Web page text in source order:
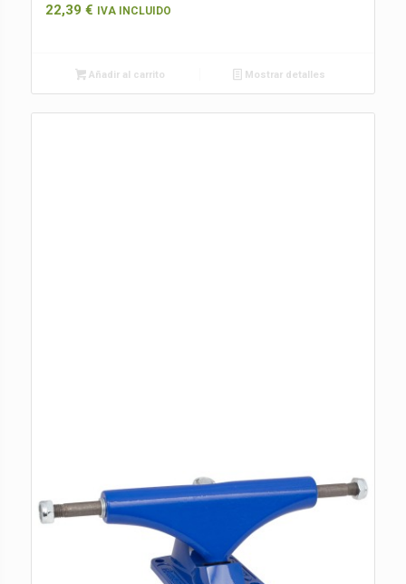
22,39 € IVA INCLUIDO
Añadir al carrito Mostrar detalles